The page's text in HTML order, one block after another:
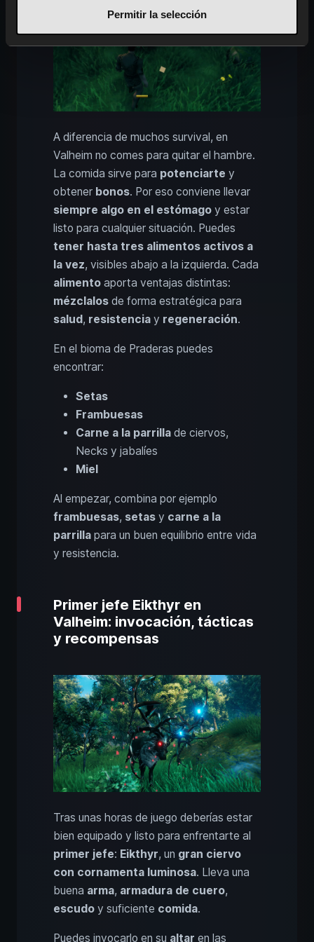
Permitir la selección
A diferencia de muchos survival, en
Valheim no comes para quitar el hambre.
La comida sirve para potenciarte y
obtener bonos. Por eso conviene llevar
siempre algo en el estómago y estar
listo para cualquier situación. Puedes
tener hasta tres alimentos activos a
la vez, visibles abajo a la izquierda. Cada
alimento aporta ventajas distintas:
mézclalos de forma estratégica para
salud , resistencia y regeneración.
En el bioma de Praderas puedes
encontrar:
Setas
Frambuesas
Carne a la parrilla de ciervos,
Necks y jabalíes
Miel
Al empezar, combina por ejemplo
frambuesas, setas y carne a la
parrilla para un buen equilibrio entre vida
y resistencia.
Primer jefe Eikthyr en
Valheim: invocación, tácticas
y recompensas
Tras unas horas de juego deberías estar
bien equipado y listo para enfrentarte al
primer jefe: Eikthyr, un gran ciervo
con cornamenta luminosa. Lleva una
buena arma, armadura de cuero,
escudo y suficiente comida.
Puedes invocarlo en su altar en las